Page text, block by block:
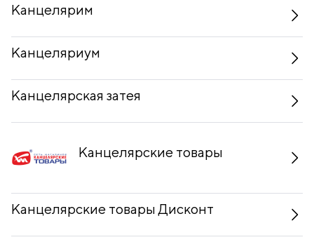
Канцелярим
Канцеляриум
Канцелярская затея
Канцелярские товары
Канцелярские товары Дисконт